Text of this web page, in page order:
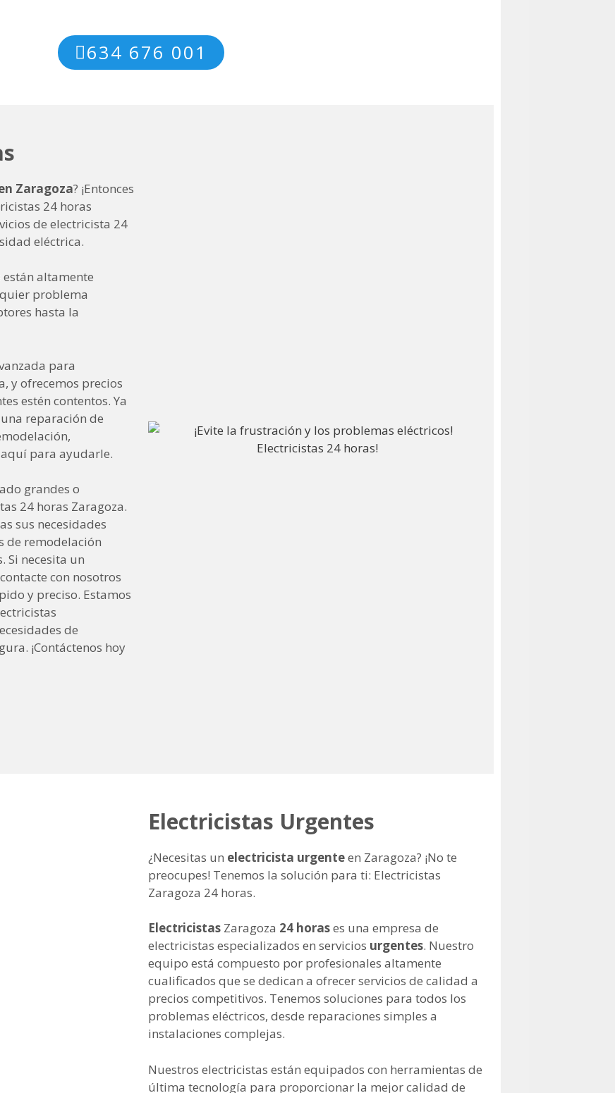
634 676 001
Zaragoza? ¡Entonces
24 horas
de electricista 24
eléctrica.
altamente
problema
hasta la
para
y ofrecemos precios
estén contentos. Ya
reparación de
para ayudarle.
grandes o
24 horas Zaragoza.
sus necesidades
de remodelación
Si necesita un
con nosotros
y preciso. Estamos
de
¡Contáctenos hoy
Electricistas Urgentes
¿Necesitas un electricista urgenteen Zaragoza? ¡No te
preocupes! Tenemos la solución para ti: Electricistas
Zaragoza 24 horas.
Electricistas Zaragoza 24 horases una empresa de
electricistas especializados en servicios urgentes. Nuestro
equipo está compuesto por profesionales altamente
cualificados que se dedican a ofrecer servicios de calidad a
precios competitivos. Tenemos soluciones para todos los
problemas eléctricos, desde reparaciones simples a
instalaciones complejas.
Nuestros electricistas están equipados con herramientas de
última tecnología para proporcionar la mejor calidad de